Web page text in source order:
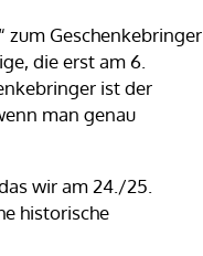
zum Geschenkebringer
die erst am 6.
ist der
man genau
wir am 24./25.
historische